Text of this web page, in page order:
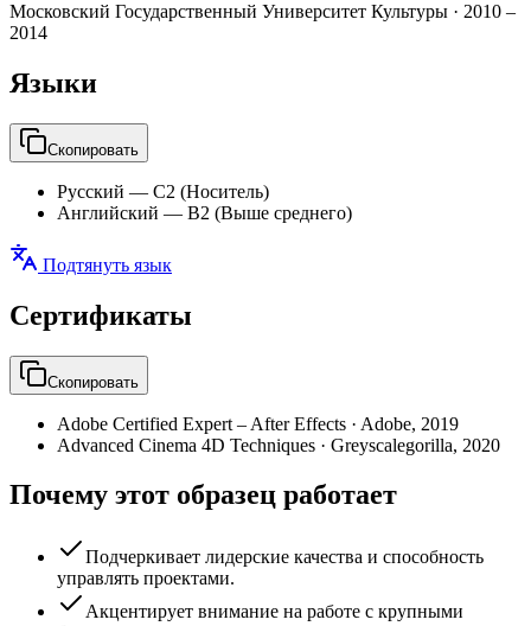
Московский Государственный Университет Культуры · 2010 –
2014
Языки
Скопировать
Русский — C2 (Носитель)
Английский — B2 (Выше среднего)
Подтянуть язык
Сертификаты
Скопировать
Adobe Certified Expert – After Effects · Adobe, 2019
Advanced Cinema 4D Techniques · Greyscalegorilla, 2020
Почему этот образец работает
Подчеркивает лидерские качества и способность
управлять проектами.
Акцентирует внимание на работе с крупными